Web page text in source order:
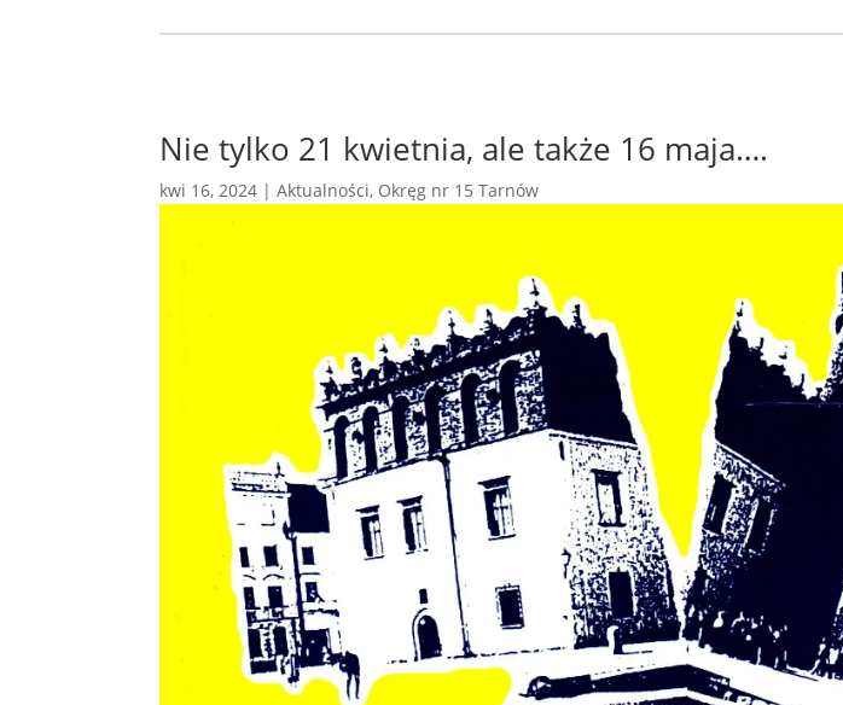
Nie tylko 21 kwietnia, ale także 16 maja….
kwi 16, 2024 | Aktualności, Okręg nr 15 Tarnów